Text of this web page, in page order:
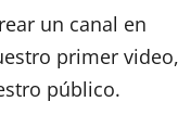
un canal en
primer video,
público.